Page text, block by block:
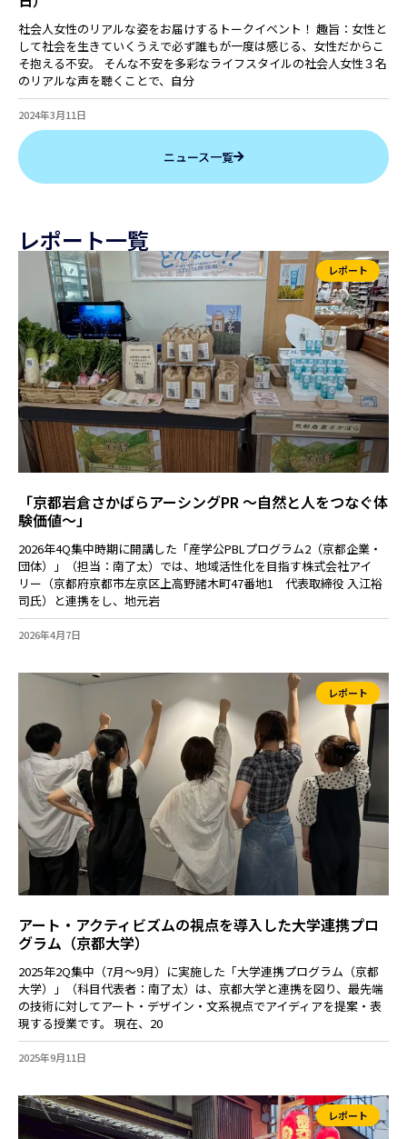
社会人女性のリアルな姿をお届けするトークイベント！ 趣旨：女性と
して社会を生きていくうえで必ず誰もが一度は感じる、女性だからこ
そ抱える不安。 そんな不安を多彩なライフスタイルの社会人女性３名
のリアルな声を聴くことで、自分
2024年3月11日
ニュース一覧
レポート一覧
レポート
「京都岩倉さかばらアーシングPR ～自然と人をつなぐ体
験価値～」
2026年4Q集中時期に開講した「産学公PBLプログラム2（京都企業・
団体）」（担当：南了太）では、地域活性化を目指す株式会社アイ
リー（京都府京都市左京区上高野諸木町47番地1 代表取締役 入江裕
司氏）と連携をし、地元岩
2026年4月7日
レポート
アート・アクティビズムの視点を導入した大学連携プロ
グラム（京都大学）
2025年2Q集中（7月～9月）に実施した「大学連携プログラム（京都
大学）」（科目代表者：南了太）は、京都大学と連携を図り、最先端
の技術に対してアート・デザイン・文系視点でアイディアを提案・表
現する授業です。 現在、20
2025年9月11日
レポート